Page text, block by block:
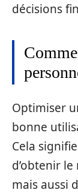
décisions
Optimiser
bonne
Cela
d’obtenir
mais aussi